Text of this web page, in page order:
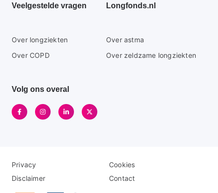
Veelgestelde vragen Longfonds.nl
Secundaire
footer
Over longziekten
Over astma
Over COPD
Over zeldzame longziekten
Volg ons overal
Disclaimer
menu
Privacy
Cookies
Disclaimer
Contact
Logo
menu